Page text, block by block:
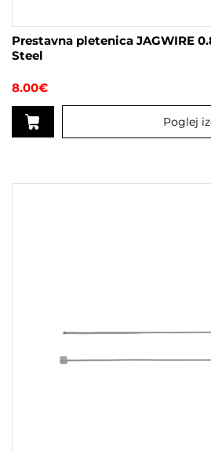
Prestavna pletenica JAGWIRE
Steel
8.00€
Poglej